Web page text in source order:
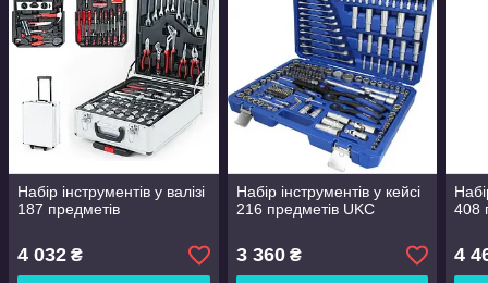
Набір інструментів у валізі
187 предметів
4 032 ₴
Набір інструментів у кейсі
216 предметів UKC
3 360₴
408
4